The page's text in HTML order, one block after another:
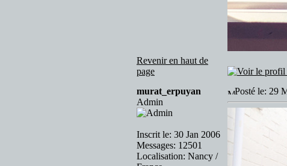
Revenir en haut de
page
murat_erpuyan
Admin
Inscrit le: 30 Jan 2006
Messages: 12501
Localisation: Nancy /
Posté le: 29